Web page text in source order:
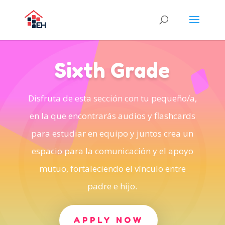
Sixth Grade
Disfruta de esta sección con tu pequeño/a,
en la que encontrarás audios y flashcards
para estudiar en equipo y juntos crea un
espacio para la comunicación y el apoyo
mutuo, fortaleciendo el vínculo entre
padre e hijo.
APPLY NOW